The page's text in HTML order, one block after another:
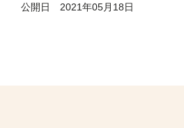
公開日 2021年05月18日